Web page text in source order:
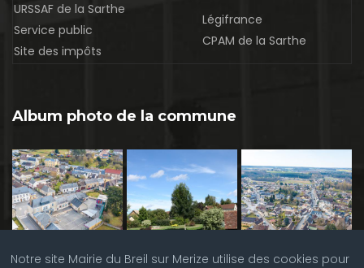
Notre site Mairie du Breil sur Merize utilise des cookies pour
URSSAF de la Sarthe
Service public
Site des impôts
Légifrance
CPAM de la Sarthe
Album photo de la commune